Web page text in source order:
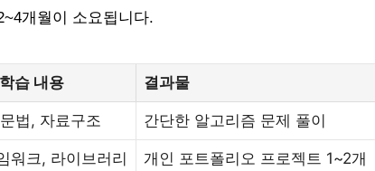
개월이 소요됩니다.
습 내용 결과물
법, 자료구조 간단한 알고리즘 문제 풀이
워크, 라이브러리 개인 포트폴리오 프로젝트 1~2개